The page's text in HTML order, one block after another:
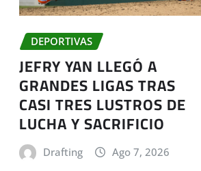
DEPORTIVAS
JEFRY YAN LLEGÓ A
GRANDES LIGAS TRAS
CASI TRES LUSTROS DE
LUCHA Y SACRIFICIO
Drafting Ago 7, 2026